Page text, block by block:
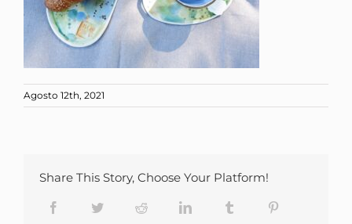
Agosto 12th, 2021
Share This Story, Choose Your Platform!
Facebook Twitter Reddit LinkedIn Tumblr